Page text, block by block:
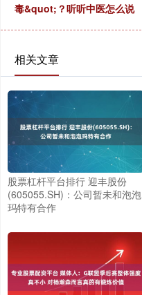
毒&quot;？听听中医怎么说
相关文章
股票杠杆平台排行 迎丰股份
(605055.SH)：公司暂未和泡泡
玛特有合作